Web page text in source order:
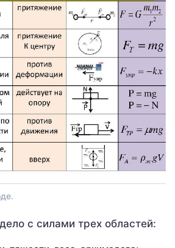
с силами трех областей: